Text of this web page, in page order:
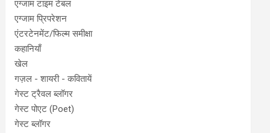
एग्जाम टाइम टेबल
एग्जाम प्रिपरेशन
एंटरटेनमेंट/फिल्म समीक्षा
कहानियाँ
खेल
गज़ल - शायरी - कवितायें
गेस्ट ट्रैवल ब्लॉगर
गेस्ट पोएट (Poet)
गेस्ट ब्लॉगर